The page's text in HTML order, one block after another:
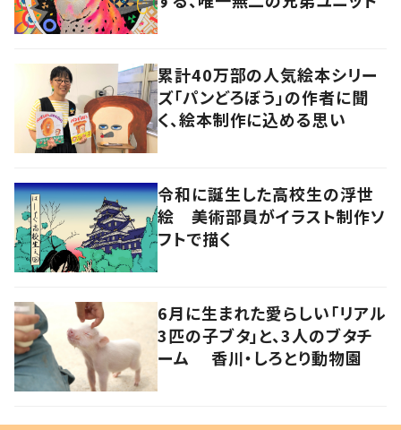
累計40万部の人気絵本シリー
ズ「パンどろぼう」の作者に聞
く、絵本制作に込める思い
令和に誕生した高校生の浮世
絵 美術部員がイラスト制作ソ
フトで描く
6月に生まれた愛らしい「リアル
3匹の子ブタ」と、3人のブタチ
ーム 香川・しろとり動物園